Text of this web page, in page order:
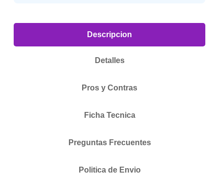
Descripcion
Detalles
Pros y Contras
Ficha Tecnica
Preguntas Frecuentes
Politica de Envio